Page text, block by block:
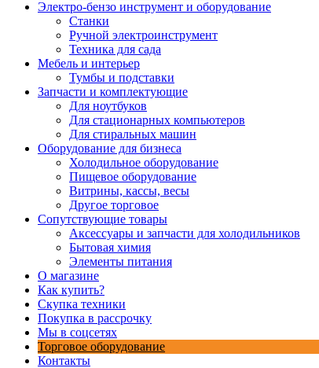
Электро-бензо инструмент и оборудование
Станки
Ручной электроинструмент
Техника для сада
Мебель и интерьер
Тумбы и подставки
Запчасти и комплектующие
Для ноутбуков
Для стационарных компьютеров
Для стиральных машин
Оборудование для бизнеса
Холодильное оборудование
Пищевое оборудование
Витрины, кассы, весы
Другое торговое
Сопутствующие товары
Аксессуары и запчасти для холодильников
Бытовая химия
Элементы питания
О магазине
Как купить?
Скупка техники
Покупка в рассрочку
Мы в соцсетях
Торговое оборудование
Контакты